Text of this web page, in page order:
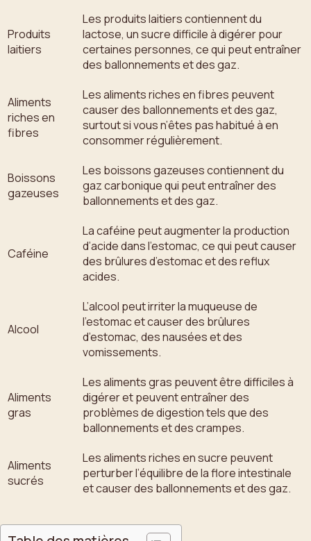
Produits
laitiers
Les produits laitiers contiennent du
lactose, un sucre difficile à digérer pour
certaines personnes, ce qui peut entraîner
des ballonnements et des gaz.
Aliments
riches en
fibres
Les aliments riches en fibres peuvent
causer des ballonnements et des gaz,
surtout si vous n’êtes pas habitué à en
consommer régulièrement.
Boissons
gazeuses
Les boissons gazeuses contiennent du
gaz carbonique qui peut entraîner des
ballonnements et des gaz.
Caféine
La caféine peut augmenter la production
d’acide dans l’estomac, ce qui peut causer
des brûlures d’estomac et des reflux
acides.
Alcool
L’alcool peut irriter la muqueuse de
l’estomac et causer des brûlures
d’estomac, des nausées et des
vomissements.
Aliments
gras
Les aliments gras peuvent être difficiles à
digérer et peuvent entraîner des
problèmes de digestion tels que des
ballonnements et des crampes.
Aliments
sucrés
Les aliments riches en sucre peuvent
perturber l’équilibre de la flore intestinale
et causer des ballonnements et des gaz.